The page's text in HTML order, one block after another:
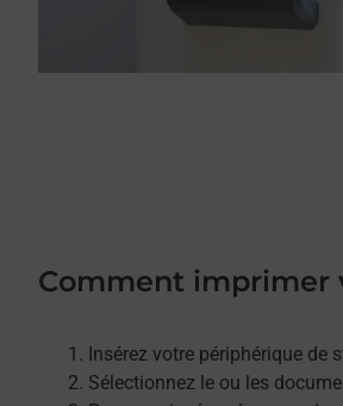
Comment imprimer
Insérez votre périphérique de
Sélectionnez le ou les